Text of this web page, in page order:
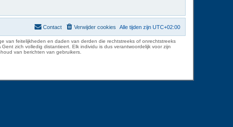
Alle tijden zijn UTC+02:00
Verwijder cookies
Contact
van feitelijkheden en daden van derden die rechtstreeks of onrechtstreeks
zich volledig distantieert. Elk individu is dus verantwoordelijk voor zijn
van berichten van gebruikers.